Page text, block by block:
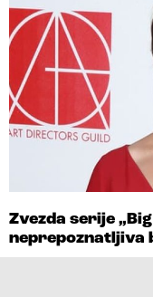
Zvezda serije
neprepoznatljiva